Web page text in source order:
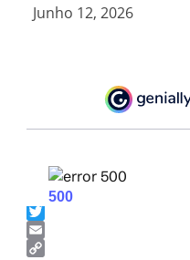
Junho 12, 2026
Facebook
Twitter
Email